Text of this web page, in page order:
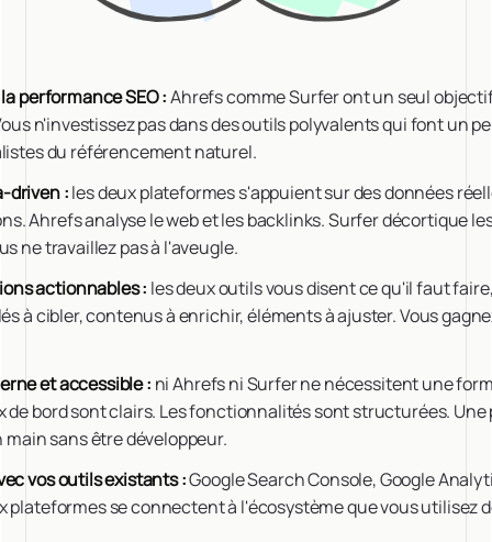
performance SEO :Ahrefs comme Surfer ont un seul
n'investissez pas dans des outils polyvalents qui font un
du référencement naturel.
driven :les deux plateformes s'appuient sur des données
Ahrefs analyse le web et les backlinks. Surfer décortique
ne travaillez pas à l'aveugle.
actionnables : les deux outils vous disent ce qu'il faut
à cibler, contenus à enrichir, éléments à ajuster. Vous
et accessible : ni Ahrefs ni Surfer ne nécessitent une
de bord sont clairs. Les fonctionnalités sont structurées.
sans être développeur.
vos outils existants :Google Search Console, Google
plateformes se connectent à l'écosystème que vous utilisez